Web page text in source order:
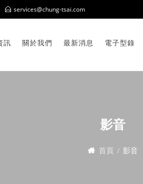
services@chung-tsai.com
訊 關於我們 最新消息 電子型錄
影音
首頁 影音